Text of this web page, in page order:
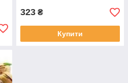
323 ₴
Купити